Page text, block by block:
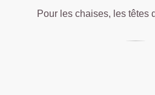
Pour les chaises, les têtes